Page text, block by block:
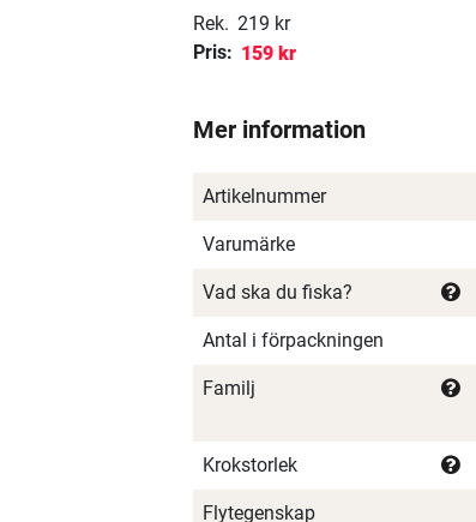
Rek. 219 kr
Pris: 159 kr
Mer information
Artikelnummer
Varumärke
Vad ska du fiska?
Antal i förpackningen
Familj
Krokstorlek
Flytegenskap